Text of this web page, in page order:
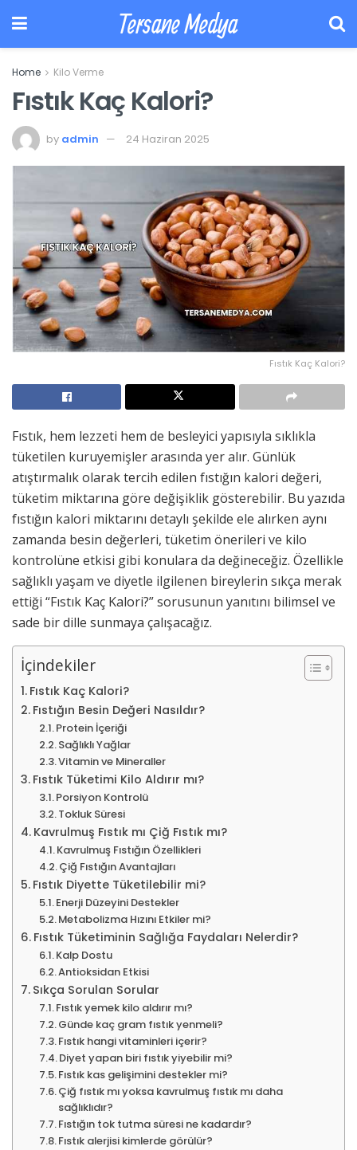
Tersane Medya
Home Kilo Verme
Fıstık Kaç Kalori?
by admin 24 Haziran 2025
Fıstık Kaç Kalori?
Fıstık, hem lezzeti hem de besleyici yapısıyla sıklıkla
tüketilen kuruyemişler arasında yer alır. Günlük
atıştırmalık olarak tercih edilen fıstığın kalori değeri,
tüketim miktarına göre değişiklik gösterebilir. Bu yazıda
fıstığın kalori miktarını detaylı şekilde ele alırken aynı
zamanda besin değerleri, tüketim önerileri ve kilo
kontrolüne etkisi gibi konulara da değineceğiz. Özellikle
sağlıklı yaşam ve diyetle ilgilenen bireylerin sıkça merak
ettiği “Fıstık Kaç Kalori?” sorusunun yanıtını bilimsel ve
sade bir dille sunmaya çalışacağız.
İçindekiler
Fıstık Kaç Kalori?
Fıstığın Besin Değeri Nasıldır?
Protein İçeriği
Sağlıklı Yağlar
Vitamin ve Mineraller
Fıstık Tüketimi Kilo Aldırır mı?
Porsiyon Kontrolü
Tokluk Süresi
Kavrulmuş Fıstık mı Çiğ Fıstık mı?
Kavrulmuş Fıstığın Özellikleri
Çiğ Fıstığın Avantajları
Fıstık Diyette Tüketilebilir mi?
Enerji Düzeyini Destekler
Metabolizma Hızını Etkiler mi?
Fıstık Tüketiminin Sağlığa Faydaları Nelerdir?
Kalp Dostu
Antioksidan Etkisi
Sıkça Sorulan Sorular
Fıstık yemek kilo aldırır mı?
Günde kaç gram fıstık yenmeli?
Fıstık hangi vitaminleri içerir?
Diyet yapan biri fıstık yiyebilir mi?
Fıstık kas gelişimini destekler mi?
Çiğ fıstık mı yoksa kavrulmuş fıstık mı daha
sağlıklıdır?
Fıstığın tok tutma süresi ne kadardır?
Fıstık alerjisi kimlerde görülür?